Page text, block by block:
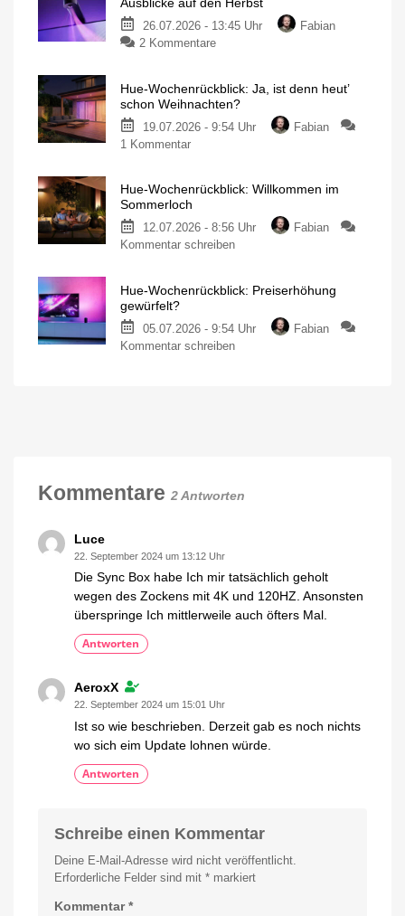
schreiben
wir
halt
Blog
26.07.2026 - 13:45 Uhr
Fabian
2 Kommentarezu
Noch
mehr
Ausblicke
Mein
Hue-Wochenrückblick: Ja, ist denn heut’
schon Weihnachten?
19.07.2026 - 9:54 Uhr
Fabian
1 Kommentarzu
Ja,
ist
denn
heut’
Mein
Hue-Wochenrückblick: Willkommen im
Sommerloch
12.07.2026 - 8:56 Uhr
Fabian
Kommentar schreibenzu
Willkommen
Sommerloch
startet
Hue-Wochenrückblick: Preiserhöhung
gewürfelt?
05.07.2026 - 9:54 Uhr
Fabian
Kommentar schreibenzu
Kommentare 2 Antworten
Luce
22. September 2024 um 13:12 Uhr
Die Sync Box habe Ich mir tatsächlich geholt
wegen des Zockens mit 4K und 120HZ. Ansonsten
überspringe Ich mittlerweile auch öfters Mal.
Antworten
AeroxX
22. September 2024 um 15:01 Uhr
Ist so wie beschrieben. Derzeit gab es noch nichts
wo sich eim Update lohnen würde.
Antworten
Schreibe einen Kommentar
Deine E-Mail-Adresse wird nicht veröffentlicht.
Erforderliche Felder sind mit * markiert
Kommentar*